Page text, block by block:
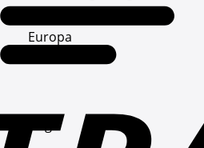
Europa